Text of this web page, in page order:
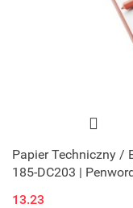
Papier Techniczny /
185-DC203 |
13.23